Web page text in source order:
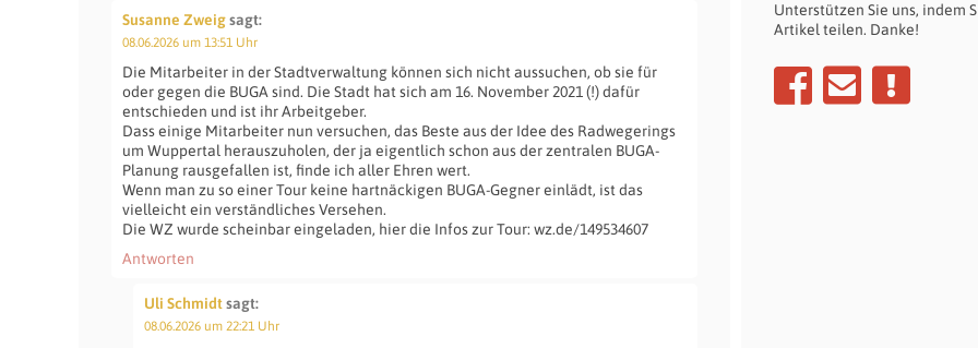
Susanne Zweigsagt:
08.06.2026 um 13:51 Uhr
Die Mitarbeiter in der Stadtverwaltung können sich nicht aussuchen, ob sie für
oder gegen die BUGA sind. Die Stadt hat sich am 16. November 2021 (!) dafür
entschieden und ist ihr Arbeitgeber.
Dass einige Mitarbeiter nun versuchen, das Beste aus der Idee des Radwegerings
um Wuppertal herauszuholen, der ja eigentlich schon aus der zentralen BUGA-
Planung rausgefallen ist, finde ich aller Ehren wert.
Wenn man zu so einer Tour keine hartnäckigen BUGA-Gegner einlädt, ist das
vielleicht ein verständliches Versehen.
Die WZ wurde scheinbar eingeladen, hier die Infos zur Tour: wz.de/149534607
Antworten
Uli Schmidtsagt:
08.06.2026 um 22:21 Uhr
Unterstützen Sie uns, indem
Artikel teilen. Danke!